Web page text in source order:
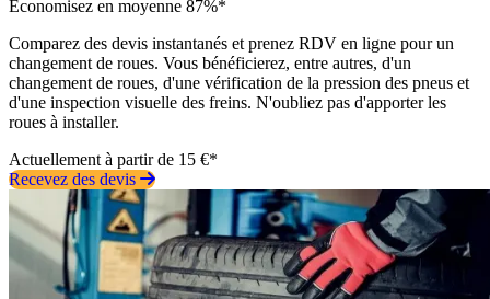
Économisez en moyenne 87%*
Comparez des devis instantanés et prenez RDV en ligne pour un
changement de roues. Vous bénéficierez, entre autres, d'un
changement de roues, d'une vérification de la pression des pneus et
d'une inspection visuelle des freins. N'oubliez pas d'apporter les
roues à installer.
Actuellement à partir de 15 €*
Recevez des devis